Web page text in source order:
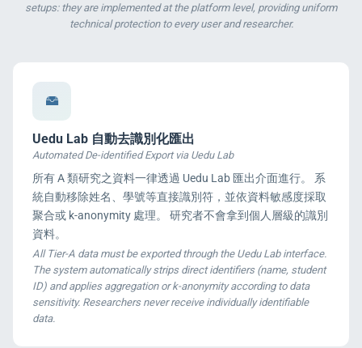
setups: they are implemented at the platform level, providing uniform
technical protection to every user and researcher.
Uedu Lab 自動去識別化匯出
Automated De-identified Export via Uedu Lab
所有 A 類研究之資料一律透過 Uedu Lab 匯出介面進行。 系
統自動移除姓名、學號等直接識別符，並依資料敏感度採取
聚合或 k-anonymity 處理。 研究者不會拿到個人層級的識別
資料。
All Tier-A data must be exported through the Uedu Lab interface.
The system automatically strips direct identifiers (name, student
ID) and applies aggregation or k-anonymity according to data
sensitivity. Researchers never receive individually identifiable
data.